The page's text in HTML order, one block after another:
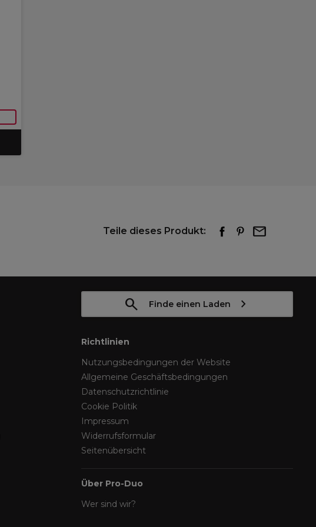
Teile dieses Produkt:
Finde einen Laden
Richtlinien
Nutzungsbedingungen der Website
Allgemeine Geschäftsbedingungen
Datenschutzrichtlinie
Cookie Politik
Impressum
Widerrufsformular
Seitenübersicht
Über Pro-Duo
Wer sind wir?